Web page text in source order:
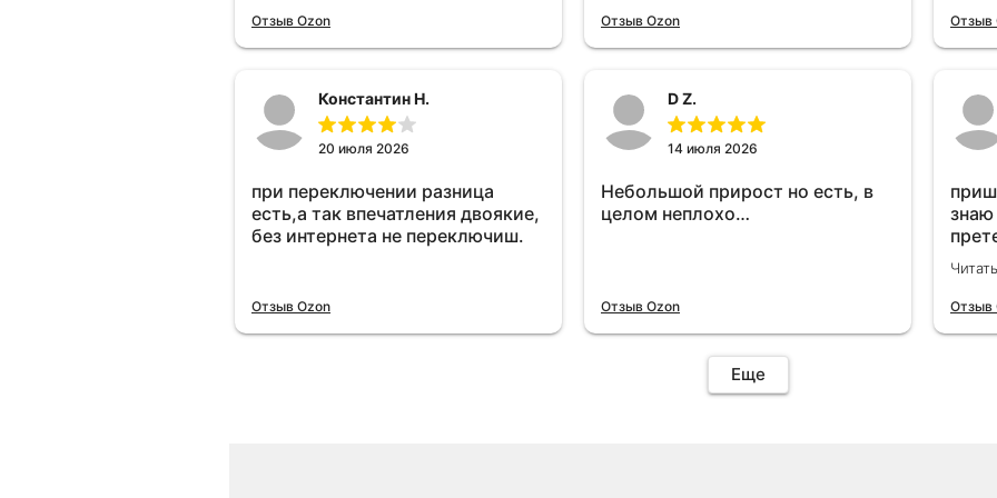
Отзыв Ozon
отключу и посмотрю, что будет
Отзыв Ozon Отзыв
Константин Н.
20 июля 2026
при переключении разница
есть,а так впечатления двоякие,
без интернета не переключиш.
Отзыв Ozon
D Z.
14 июля 2026
Небольшой прирост но есть, в
целом неплохо…
Отзыв Ozon
знаю
Отзыв
Еще